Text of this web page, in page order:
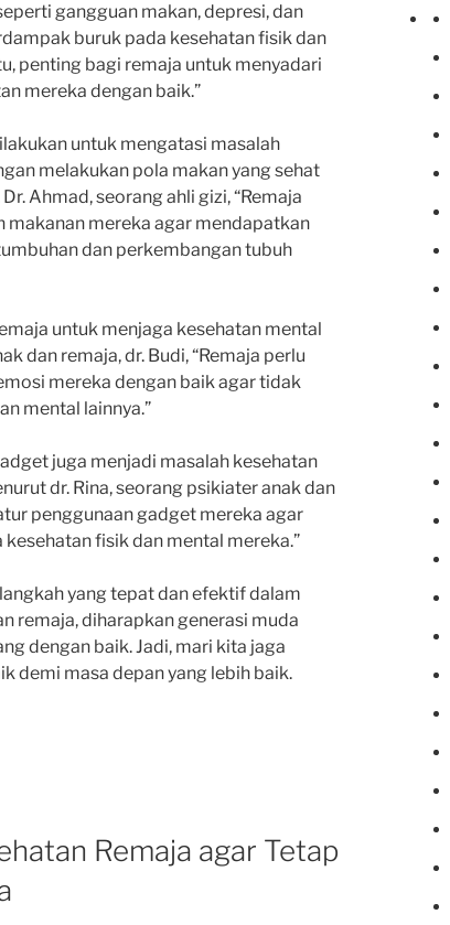
gangguan makan, depresi, dan
buruk pada kesehatan fisik dan
penting bagi remaja untuk menyadari
mereka dengan baik.”
untuk mengatasi masalah
melakukan pola makan yang sehat
Ahmad, seorang ahli gizi, “Remaja
makanan mereka agar mendapatkan
dan perkembangan tubuh
untuk menjaga kesehatan mental
dan remaja, dr. Budi, “Remaja perlu
mereka dengan baik agar tidak
mental lainnya.”
juga menjadi masalah kesehatan
dr. Rina, seorang psikiater anak dan
penggunaan gadget mereka agar
fisik dan mental mereka.”
yang tepat dan efektif dalam
remaja, diharapkan generasi muda
dengan baik. Jadi, mari kita jaga
demi masa depan yang lebih baik.
Remaja agar Tetap